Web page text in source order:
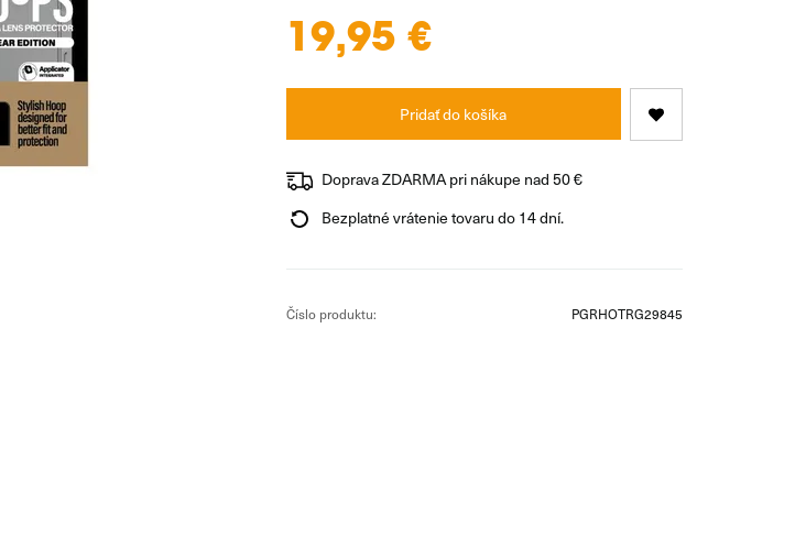
19,95 €
Pridať do košíka
Doprava ZDARMA pri nákupe nad 50 €
Bezplatné vrátenie tovaru do 14 dní.
Číslo produktu: PGRHOTRG29845